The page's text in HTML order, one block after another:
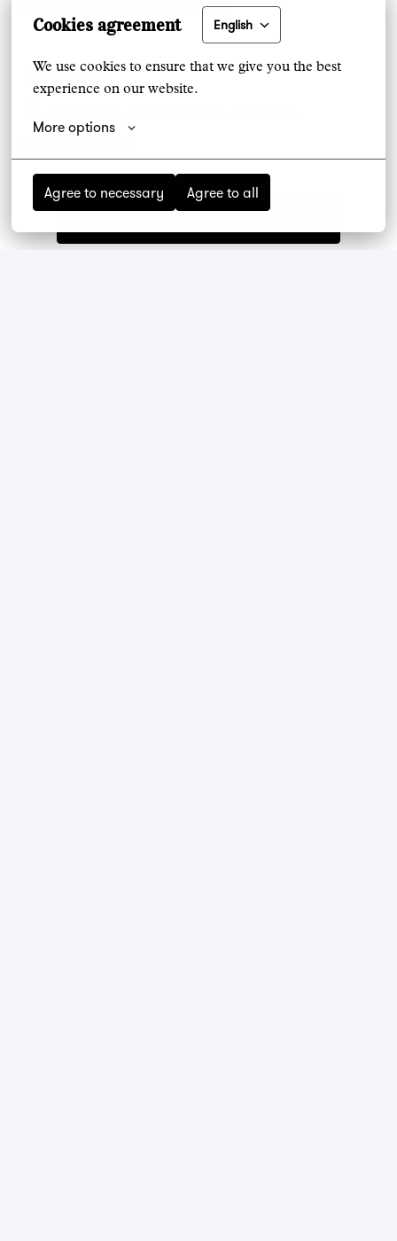
Cookies agreement English
We use cookies to ensure that we give you the best
experience on our website.
More options
Agree to necessary Agree to all
bestemming van Amsterdam! 🌙🥂